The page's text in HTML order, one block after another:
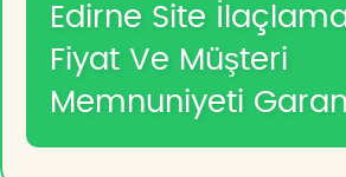
Edirne Site
Fiyat Ve Müşteri
Memnuniyeti